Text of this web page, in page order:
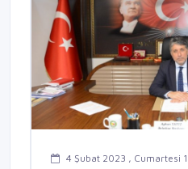
4 Şubat 2023 , Cumartesi